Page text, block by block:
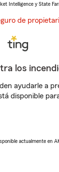
Intelligence y State
de
los
ayudarle a
disponible
actualmente en